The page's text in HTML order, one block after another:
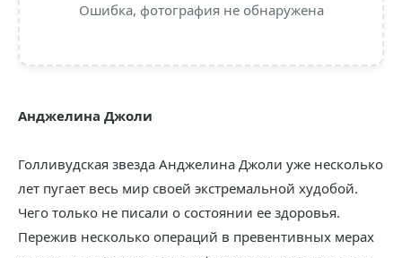
Ошибка, фотография не обнаружена
Анджелина Джоли
Голливудская звезда Анджелина Джоли уже несколько
лет пугает весь мир своей экстремальной худобой.
Чего только не писали о состоянии ее здоровья.
Пережив несколько операций в превентивных мерах